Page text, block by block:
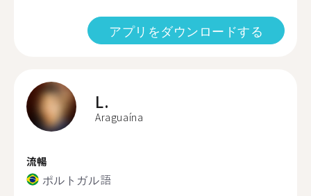
アプリをダウンロードする
L.
Araguaína
流暢
ポルトガル語